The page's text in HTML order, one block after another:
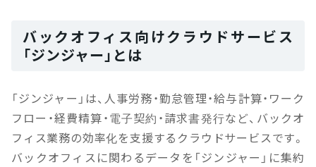
バックオフィス向けクラウドサービス
「ジンジャー」とは
「ジンジャー」は、人事労務・勤怠管理・給与計算・ワーク
フロー・経費精算・電子契約・請求書発行など、バックオ
フィス業務の効率化を支援するクラウドサービスです。
バックオフィスに関わるデータを「ジンジャー」に集約